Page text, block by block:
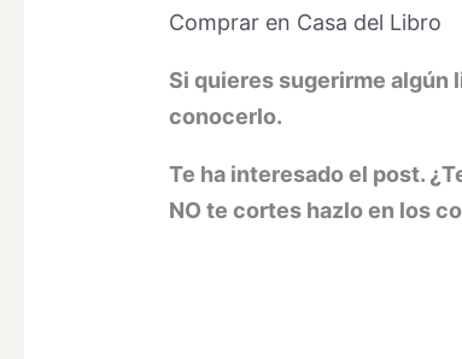
Comprar en Casa del Libro
Si quieres sugerirme algún
conocerlo.
Te ha interesado el post.
NO te cortes hazlo en los